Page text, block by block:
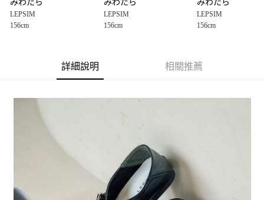
【大哥付你分期使用說明】
1.本服務由台灣大哥大提供，台灣大哥大用戶可立即使用無須另外申請。
2.付款方式選擇「大哥付你分期」，訂單成立後會自動跳轉到大哥付的交易
3.實際核准額度、可分期數及費用金額請依後續交易確認頁面所載為準。
4.訂單成立30分鐘內，如未前往確認交易或遇審核未通過，訂單將自動取
消。如遇「轉專審核」未通過狀況，表示未達大哥付你分期系統評分，恕無
2.透過簡訊連結打開帳單後，可選擇「超商條碼／台灣大直營門市／銀行轉
帳／街口支付／iPASS MONEY」等通路繳費。
1.本服務係由「台灣大哥大股份有限公司」（以下簡稱本公司）所提供，讓
用戶於交易時，得透過本服務購買商品或服務，並由商店將買賣／分期付款
AFTEE先享後付
３．安心：先確認商品／服務後，再付款。
結帳頁面，進行簡訊認證並確認金額後，即可完成結帳。
２．訂單成立數日內，您將收到繳費通知簡訊。
３．收到繳費通知簡訊後14天內，點擊此簡訊中的連結，可透過四大超商／
ATM／網路銀行／等多元方式進行付款，方視為交易完成。
※ 請注意：結帳手續完成當下不需立刻繳費，但若您需要取消訂單，請聯絡
購買商品的店家。未經商家同意取消之訂單仍視為有效，需透過AFTEE先享
全家 取貨付款
每筆NT$80，滿NT$888(含以上)免運費
每筆NT$80，滿NT$888(含以上)免運費
每筆NT$80，滿NT$1,500(含以上)免運費
付款後 7-11取貨
みわたら
LEPSIM
156cm
みわたら
LEPSIM
156cm
みわたら
LEPSIM
156cm
詳細說明 相關推薦